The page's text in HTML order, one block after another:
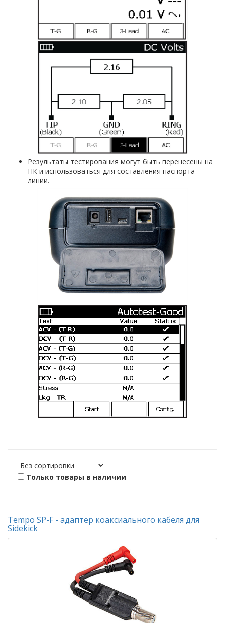
Результаты тестирования могут быть перенесены на
ПК и использоваться для составления паспорта
линии.
Только товары в наличии
Tempo SP-F - адаптер коаксиального кабеля для
Sidekick